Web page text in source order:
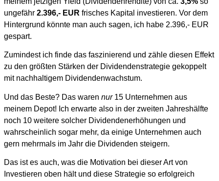
ungefähr 2.396,- EUR frisches Kapital investieren. Vor dem
Hintergrund könnte man auch sagen, ich habe 2.396,- EUR
gespart.
Zumindest ich finde das faszinierend und zähle diesen Effekt
zu den größten Stärken der Dividendenstrategie gekoppelt
mit nachhaltigem Dividendenwachstum.
Und das Beste? Das waren nur15 Unternehmen aus
meinem Depot! Ich erwarte also in der zweiten Jahreshälfte
noch 10 weitere solcher Dividendenerhöhungen und
wahrscheinlich sogar mehr, da einige Unternehmen auch
gern mehrmals im Jahr die Dividenden steigern.
Das ist es auch, was die Motivation bei dieser Art von
Investieren oben hält und diese Strategie so erfolgreich